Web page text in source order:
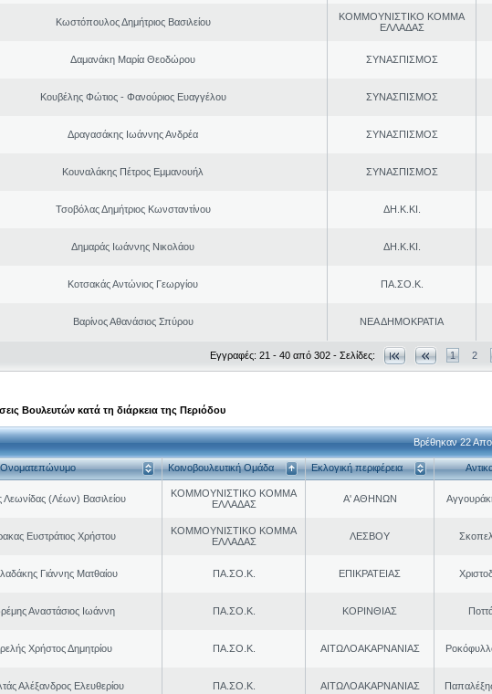
Κωστόπουλος Δημήτριος Βασιλείου
ΚΟΜΜΟΥΝΙΣΤΙΚΟ ΚΟΜΜΑ
ΕΛΛΑΔΑΣ
Δαμανάκη Μαρία Θεοδώρου ΣΥΝΑΣΠΙΣΜΟΣ
Κουβέλης Φώτιος - Φανούριος Ευαγγέλου ΣΥΝΑΣΠΙΣΜΟΣ
Δραγασάκης Ιωάννης Ανδρέα ΣΥΝΑΣΠΙΣΜΟΣ
Κουναλάκης Πέτρος Εμμανουήλ ΣΥΝΑΣΠΙΣΜΟΣ
Τσοβόλας Δημήτριος Κωνσταντίνου ΔΗ.Κ.ΚΙ.
Δημαράς Ιωάννης Νικολάου ΔΗ.Κ.ΚΙ.
Κοτσακάς Αντώνιος Γεωργίου ΠΑ.ΣΟ.Κ.
Βαρίνος Αθανάσιος Σπύρου ΝΕΑ ΔΗΜΟΚΡΑΤΙΑ
Εγγραφές: 21 - 40 από 302 - Σελίδες: 1 2
Βουλευτών κατά τη διάρκεια της Περιόδου
Βρέθηκαν 22
Ονοματεπώνυμο Κοινοβουλευτική Ομάδα Εκλογική περιφέρεια
Λεωνίδας (Λέων) Βασιλείου
ΚΟΜΜΟΥΝΙΣΤΙΚΟ ΚΟΜΜΑ
ΕΛΛΑΔΑΣ
Α' ΑΘΗΝΩΝ
Ευστράτιος Χρήστου
ΚΟΜΜΟΥΝΙΣΤΙΚΟ ΚΟΜΜΑ
ΕΛΛΑΔΑΣ
ΛΕΣΒΟΥ
Γιάννης Ματθαίου ΠΑ.ΣΟ.Κ. ΕΠΙΚΡΑΤΕΙΑΣ
Αναστάσιος Ιωάννη ΠΑ.ΣΟ.Κ. ΚΟΡΙΝΘΙΑΣ
Χρήστος Δημητρίου ΠΑ.ΣΟ.Κ. ΑΙΤΩΛΟΑΚΑΡΝΑΝΙΑΣ
Αλέξανδρος Ελευθερίου ΠΑ.ΣΟ.Κ. ΑΙΤΩΛΟΑΚΑΡΝΑΝΙΑΣ